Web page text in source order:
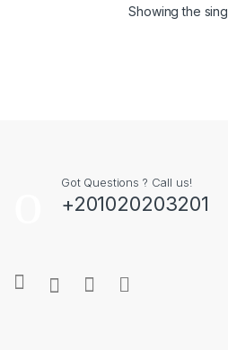
Showing the
Got Questions ? Call us!
+201020203201